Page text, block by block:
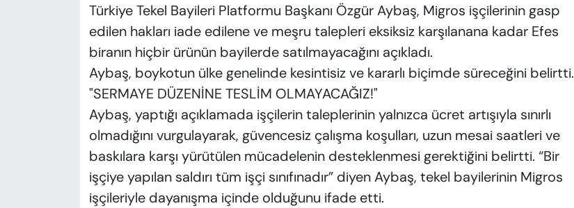
Türkiye Tekel Bayileri Platformu Başkanı Özgür Aybaş, Migros işçilerinin gasp
edilen hakları iade edilene ve meşru talepleri eksiksiz karşılanana kadar Efes
biranın hiçbir ürünün bayilerde satılmayacağını açıkladı.
Aybaş, boykotun ülke genelinde kesintisiz ve kararlı biçimde süreceğini belirtti.
"SERMAYE DÜZENİNE TESLİM OLMAYACAĞIZ!"
Aybaş, yaptığı açıklamada işçilerin taleplerinin yalnızca ücret artışıyla sınırlı
olmadığını vurgulayarak, güvencesiz çalışma koşulları, uzun mesai saatleri ve
baskılara karşı yürütülen mücadelenin desteklenmesi gerektiğini belirtti. “Bir
işçiye yapılan saldırı tüm işçi sınıfınadır” diyen Aybaş, tekel bayilerinin Migros
işçileriyle dayanışma içinde olduğunu ifade etti.